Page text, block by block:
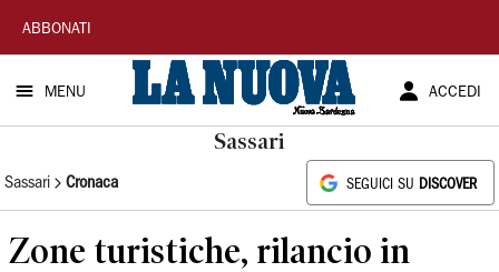
La
Nuova
Sardegna
ABBONATI
MENU ACCEDI
Sassari
Sassari Cronaca SEGUICI SU DISCOVER
Zone turistiche, rilancio in